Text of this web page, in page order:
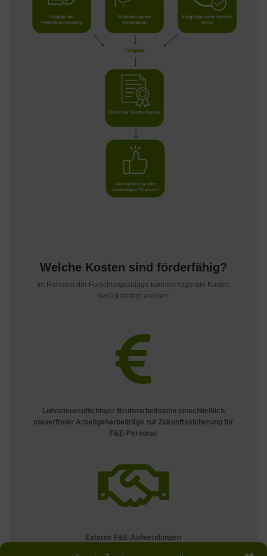
Welche Kosten sind förderfähig?
Im Rahmen der Forschungszulage können folgende Kosten
berücksichtigt werden:

Lohnsteuerpflichtiger Bruttoarbeitslohn einschließlich
steuerfreier Arbeitgeberbeiträge zur Zukunftssicherung für
F&E-Personal

Externe F&E-Aufwendungen